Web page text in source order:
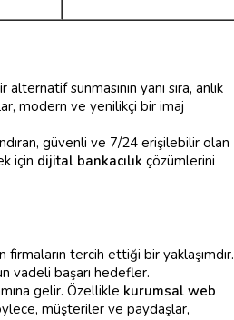
sunmasının yanı sıra, anlık
modern ve yenilikçi bir imaj
güvenli ve 7/24 erişilebilir olan
için dijital bankacılık çözümlerini
tercih ettiği bir yaklaşımdır.
vadeli başarı hedefler.
gelir. Özellikle kurumsal web
müşteriler ve paydaşlar,